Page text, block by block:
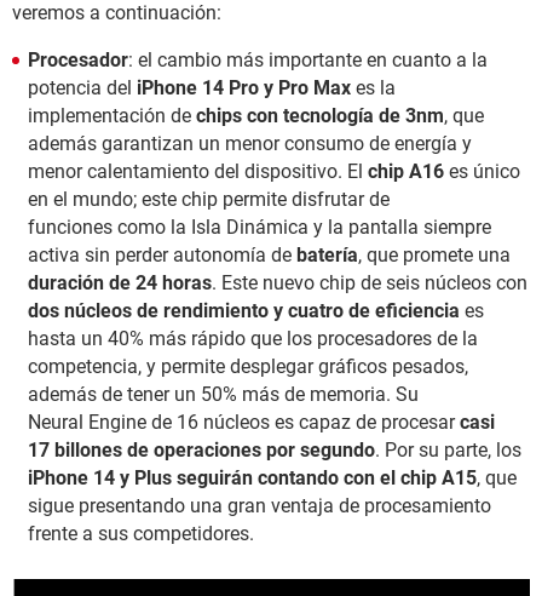
veremos a continuación:
Procesador: el cambio más importante en cuanto a la
potencia del iPhone 14 Pro y Pro Max es la
implementación de chips con tecnología de 3nm, que
además garantizan un menor consumo de energía y
menor calentamiento del dispositivo. El chip A16 es único
en el mundo; este chip permite disfrutar de
funciones como la Isla Dinámica y la pantalla siempre
activa sin perder autonomía de batería, que promete una
duración de 24 horas. Este nuevo chip de seis núcleos con
dos núcleos de rendimiento y cuatro de eficiencia es
hasta un 40% más rápido que los procesadores de la
competencia, y permite desplegar gráficos pesados,
además de tener un 50% más de memoria. Su
Neural Engine de 16 núcleos es capaz de procesarcasi
17 billones de operaciones por segundo. Por su parte, los
iPhone 14 y Plus seguirán contando con el chip A15, que
sigue presentando una gran ventaja de procesamiento
frente a sus competidores.